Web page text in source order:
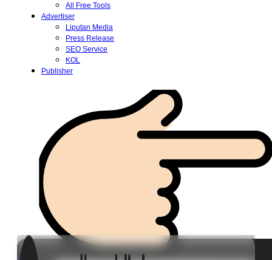
All Free Tools
Advertiser
Liputan Media
Press Release
SEO Service
KOL
Publisher